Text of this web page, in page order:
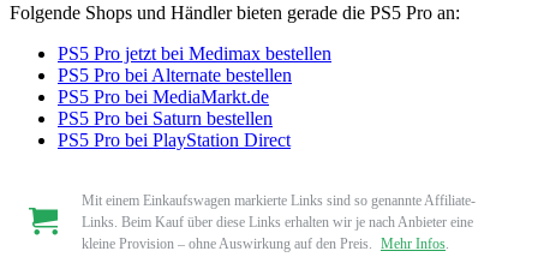
Folgende Shops und Händler bieten gerade die PS5 Pro an:
PS5 Pro jetzt bei Medimax bestellen
PS5 Pro bei Alternate bestellen
PS5 Pro bei MediaMarkt.de
PS5 Pro bei Saturn bestellen
PS5 Pro bei PlayStation Direct
Mit einem Einkaufswagen markierte Links sind so genannte Affiliate-
Links. Beim Kauf über diese Links erhalten wir je nach Anbieter eine
kleine Provision – ohne Auswirkung auf den Preis.
Mehr Infos